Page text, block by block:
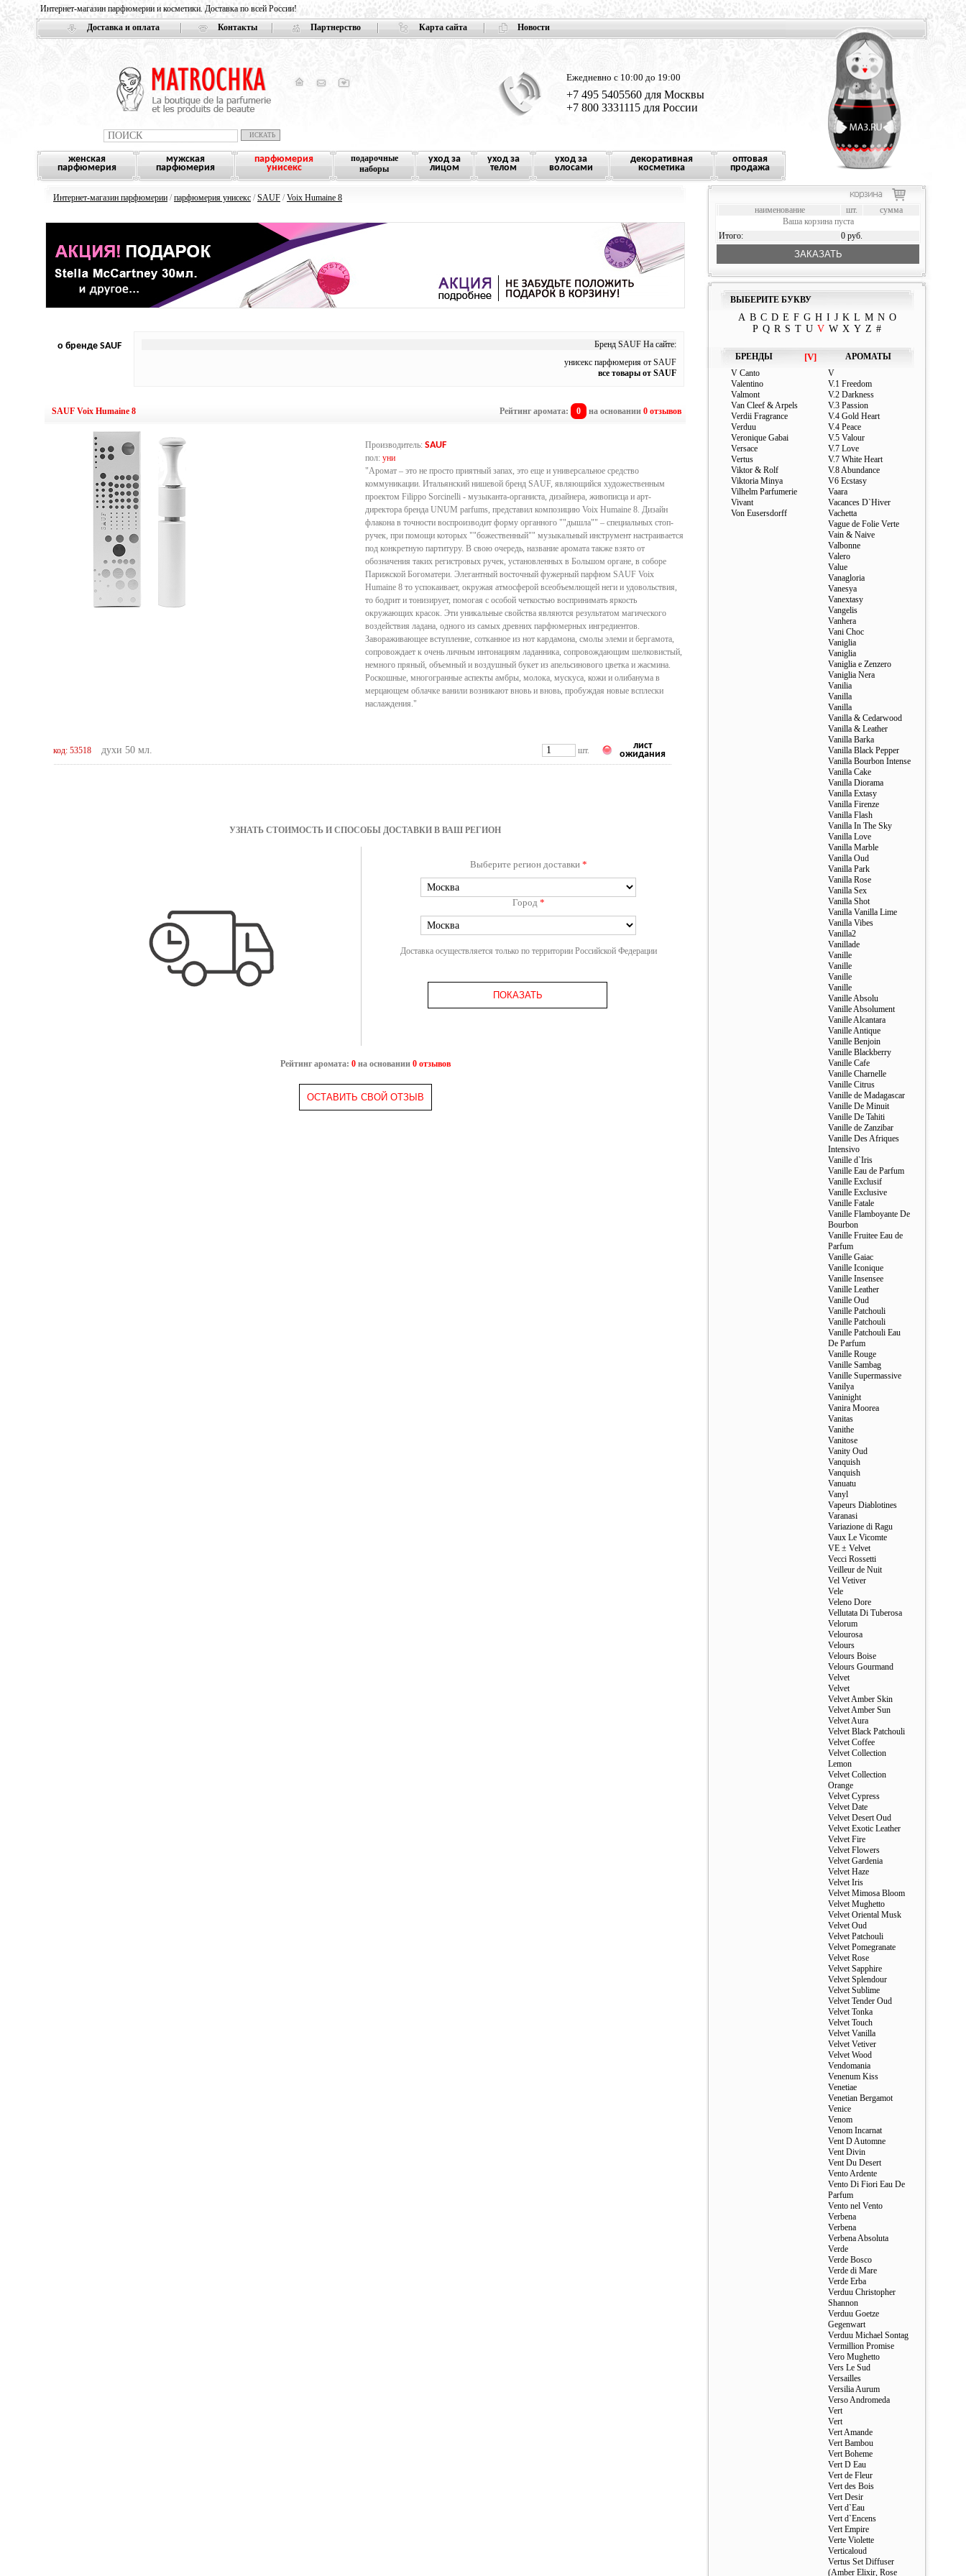
Интернет-магазин парфюмерии и косметики. Доставка по всей России!
Доставка и оплата
Контакты Партнерство Карта сайта Новости
Ежедневно с 10:00 до 19:00
+7 495 5405560 для Москвы
+7 800 3331115 для России
женская
парфюмерия
мужская
парфюмерия
парфюмерия
унисекс
подарочные
наборы
уход за
лицом
уход за
телом
уход за
волосами
декоративная
косметика
оптовая
продажа
Интернет-магазин парфюмерии /парфюмерия унисекс /SAUF /Voix Humaine 8
о бренде SAUF
Бренд SAUF На сайте:
унисекс парфюмерия от SAUF
все товары от SAUF
SAUF Voix Humaine 8 Рейтинг аромата: 0 на основании 0 отзывов
Производитель: SAUF
пол: уни
"Аромат – это не просто приятный запах, это еще и универсальное средство
коммуникации. Итальянский нишевой бренд SAUF, являющийся художественным
проектом Filippo Sorcinelli - музыканта-органиста, дизайнера, живописца и арт-
директора бренда UNUM parfums, представил композицию Voix Humaine 8. Дизайн
флакона в точности воспроизводит форму органного ""дышла"" – специальных стоп-
ручек, при помощи которых ""божественный"" музыкальный инструмент настраивается
под конкретную партитуру. В свою очередь, название аромата также взято от
обозначения таких регистровых ручек, установленных в Большом органе, в соборе
Парижской Богоматери. Элегантный восточный фужерный парфюм SAUF Voix
Humaine 8 то успокаивает, окружая атмосферой всеобъемлющей неги и удовольствия,
то бодрит и тонизирует, помогая с особой четкостью воспринимать яркость
окружающих красок. Эти уникальные свойства являются результатом магического
воздействия ладана, одного из самых древних парфюмерных ингредиентов.
Завораживающее вступление, сотканное из нот кардамона, смолы элеми и бергамота,
сопровождает к очень личным интонациям ладанника, сопровождающим шелковистый,
немного пряный, объемный и воздушный букет из апельсинового цветка и жасмина.
Роскошные, многогранные аспекты амбры, молока, мускуса, кожи и олибанума в
мерцающем облачке ванили возникают вновь и вновь, пробуждая новые всплески
наслаждения."
код: 53518 духи 50 мл. шт.
лист
ожидания
УЗНАТЬ СТОИМОСТЬ И СПОСОБЫ ДОСТАВКИ В ВАШ РЕГИОН
Выберите регион доставки *
Город *
Доставка осуществляется только по территории Российской Федерации
ПОКАЗАТЬ
Рейтинг аромата: 0на основании 0 отзывов
ОСТАВИТЬ СВОЙ ОТЗЫВ
наименование шт.
сумма
Ваша корзина пуста
Итого:
0 руб.
ЗАКАЗАТЬ
ВЫБЕРИТЕ БУКВУ
A B C D E F G H I J K L M N O
P Q R S T U V W X Y Z #
БРЕНДЫ [V]
АРОМАТЫ
V Canto
Valentino
Valmont
Van Cleef & Arpels
Verdii Fragrance
Verduu
Veronique Gabai
Versace
Vertus
Viktor & Rolf
Viktoria Minya
Vilhelm Parfumerie
Vivant
Von Eusersdorff
V
V.1 Freedom
V.2 Darkness
V.3 Passion
V.4 Gold Heart
V.4 Peace
V.5 Valour
V.7 Love
V.7 White Heart
V.8 Abundance
V6 Ecstasy
Vaara
Vacances D`Hiver
Vachetta
Vague de Folie Verte
Vain & Naive
Valbonne
Valero
Value
Vanagloria
Vanesya
Vanextasy
Vangelis
Vanhera
Vani Choc
Vaniglia
Vaniglia
Vaniglia e Zenzero
Vaniglia Nera
Vanilia
Vanilla
Vanilla
Vanilla & Cedarwood
Vanilla & Leather
Vanilla Barka
Vanilla Black Pepper
Vanilla Bourbon Intense
Vanilla Cake
Vanilla Diorama
Vanilla Extasy
Vanilla Firenze
Vanilla Flash
Vanilla In The Sky
Vanilla Love
Vanilla Marble
Vanilla Oud
Vanilla Park
Vanilla Rose
Vanilla Sex
Vanilla Shot
Vanilla Vanilla Lime
Vanilla Vibes
Vanilla2
Vanillade
Vanille
Vanille
Vanille
Vanille
Vanille Absolu
Vanille Absolument
Vanille Alcantara
Vanille Antique
Vanille Benjoin
Vanille Blackberry
Vanille Cafe
Vanille Charnelle
Vanille Citrus
Vanille de Madagascar
Vanille De Minuit
Vanille De Tahiti
Vanille de Zanzibar
Vanille Des Afriques
Intensivo
Vanille d`Iris
Vanille Eau de Parfum
Vanille Exclusif
Vanille Exclusive
Vanille Fatale
Vanille Flamboyante De
Bourbon
Vanille Fruitee Eau de
Parfum
Vanille Gaiac
Vanille Iconique
Vanille Insensee
Vanille Leather
Vanille Oud
Vanille Patchouli
Vanille Patchouli
Vanille Patchouli Eau
De Parfum
Vanille Rouge
Vanille Sambag
Vanille Supermassive
Vanilya
Vaninight
Vanira Moorea
Vanitas
Vanithe
Vanitose
Vanity Oud
Vanquish
Vanquish
Vanuatu
Vanyl
Vapeurs Diablotines
Varanasi
Variazione di Ragu
Vaux Le Vicomte
VE ± Velvet
Vecci Rossetti
Veilleur de Nuit
Vel Vetiver
Vele
Veleno Dore
Vellutata Di Tuberosa
Velorum
Velourosa
Velours
Velours Boise
Velours Gourmand
Velvet
Velvet
Velvet Amber Skin
Velvet Amber Sun
Velvet Aura
Velvet Black Patchouli
Velvet Coffee
Velvet Collection
Lemon
Velvet Collection
Orange
Velvet Cypress
Velvet Date
Velvet Desert Oud
Velvet Exotic Leather
Velvet Fire
Velvet Flowers
Velvet Gardenia
Velvet Haze
Velvet Iris
Velvet Mimosa Bloom
Velvet Mughetto
Velvet Oriental Musk
Velvet Oud
Velvet Patchouli
Velvet Pomegranate
Velvet Rose
Velvet Sapphire
Velvet Splendour
Velvet Sublime
Velvet Tender Oud
Velvet Tonka
Velvet Touch
Velvet Vanilla
Velvet Vetiver
Velvet Wood
Vendomania
Venenum Kiss
Venetiae
Venetian Bergamot
Venice
Venom
Venom Incarnat
Vent D Automne
Vent Divin
Vent Du Desert
Vento Ardente
Vento Di Fiori Eau De
Parfum
Vento nel Vento
Verbena
Verbena
Verbena Absoluta
Verde
Verde Bosco
Verde di Mare
Verde Erba
Verduu Christopher
Shannon
Verduu Goetze
Gegenwart
Verduu Michael Sontag
Vermillion Promise
Vero Mughetto
Vers Le Sud
Versailles
Versilia Aurum
Verso Andromeda
Vert
Vert
Vert Amande
Vert Bambou
Vert Boheme
Vert D Eau
Vert de Fleur
Vert des Bois
Vert Desir
Vert d`Eau
Vert d`Encens
Vert Empire
Verte Violette
Verticaloud
Vertus Set Diffuser
(Amber Elixir, Rose